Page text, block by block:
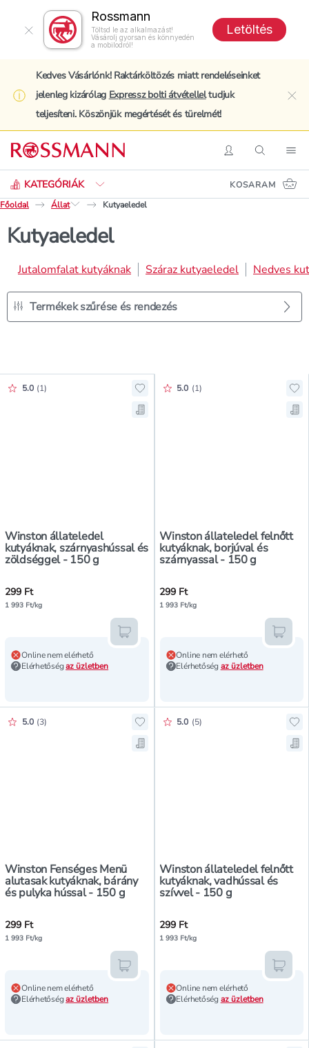
Rossmann
Töltsd le az alkalmazást!
Vásárolj gyorsan és könnyedén
a mobilodról!
Letöltés
Kedves Vásárlónk! Raktárköltözés miatt rendeléseinket
jelenleg kizárólag Expressz bolti átvételleltudjuk
teljesíteni. Köszönjük megértését és türelmét!
BelépésKeresés
KATEGÓRIÁK
Keresés
KOSARAM
Főoldal
Állat Kutyaeledel
Kutyaeledel
Jutalomfalat kutyáknak Száraz kutyaeledel Nedves
Termékek szűrése és rendezés
Winston állateledel
kutyáknak, szárnyashússal és
zöldséggel - 150 g
Értékelés pontszáma:
5.0 (1)
Hozzáadás a kedvencekhez,
Mentés a bevásárló listára,
299 Ft
1 993 Ft/kg
Online nem elérhető
Elérhetőségaz üzletben
Kosárba teszem
Winston állateledel felnőtt
kutyáknak, borjúval és
szárnyassal - 150 g
Értékelés pontszáma:
5.0 (1)
299 Ft
1 993 Ft/kg
Online nem elérhető
Elérhetőség az üzletben
Winston Fenséges Menü
alutasak kutyáknak, bárány
és pulyka hússal - 150 g
Értékelés pontszáma:
5.0 (3)
Hozzáadás a kedvencekhez,
Mentés a bevásárló listára,
299 Ft
1 993 Ft/kg
Online nem elérhető
Elérhetőségaz üzletben
Kosárba teszem
Winston állateledel felnőtt
kutyáknak, vadhússal és
szívvel - 150 g
Értékelés pontszáma:
5.0 (5)
299 Ft
1 993 Ft/kg
Online nem elérhető
Elérhetőség az üzletben